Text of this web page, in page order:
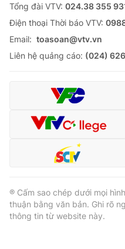
Tổng đài VTV: 024.38 355
Ðiện thoại Thời báo VTV:
Email: toasoan@vtv.vn
Liên hệ quảng cáo: (024)
® Cấm sao chép dưới mọi
thuận bằng văn bản. Ghi rõ
thông tin từ website này.